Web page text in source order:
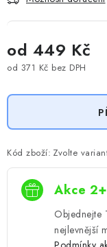
od 449 Kč
od 371 Kč bez DPH
Kód zboží: Zvolte
Akce
Objednejte
nejlevnější